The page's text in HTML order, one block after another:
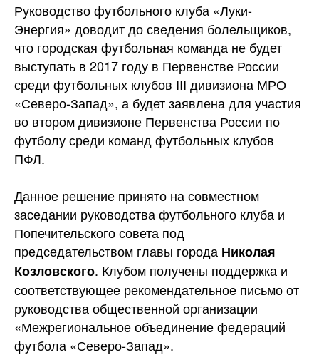
Руководство футбольного клуба «Луки-
Энергия» доводит до сведения болельщиков,
что городская футбольная команда не будет
выступать в 2017 году в Первенстве России
среди футбольных клубов III дивизиона МРО
«Северо-Запад», а будет заявлена для участия
во втором дивизионе Первенства России по
футболу среди команд футбольных клубов
ПФЛ.
Данное решение принято на совместном
заседании руководства футбольного клуба и
Попечительского совета под
председательством главы города Николая
Козловского. Клубом получены поддержка и
соответствующее рекомендательное письмо от
руководства общественной организации
«Межрегиональное объединение федераций
футбола «Северо-Запад».